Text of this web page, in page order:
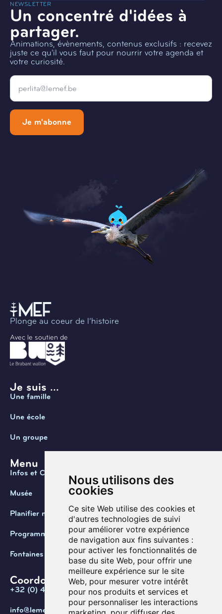
Nous utilisons des
cookies
Ce site Web utilise des cookies et
d'autres technologies de suivi
pour améliorer votre expérience
de navigation aux fins suivantes :
pour activer les fonctionnalités de
base du site Web, pour offrir une
meilleure expérience sur le site
Web, pour mesurer votre intérêt
pour nos produits et services et
pour personnaliser les interactions
NEWSLETTER
Un concentré d'idées à
partager.
Animations, évènements, contenus exclusifs : recevez
juste ce qu'il vous faut pour nourrir votre agenda et
votre curiosité.
Email
Je m'abonne
Plonge au coeur de l’histoire
Avec le soutien de
Je suis ...
Une famille
Une école
Un groupe
Menu
Infos et Contact
Musée
Planifier ma visite
Programmation
Fontaines de Belgique
Coordonnées
+32 (0) 470 / 67.20.55
info@lemef.be